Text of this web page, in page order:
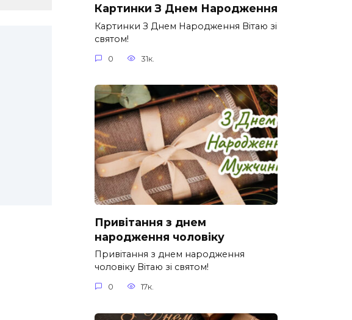
Картинки З Днем Народження
Картинки З Днем Народження Вітаю зі
святом!
0 31к.
Привітання з днем
народження чоловіку
Привітання з днем народження
чоловіку Вітаю зі святом!
0 17к.